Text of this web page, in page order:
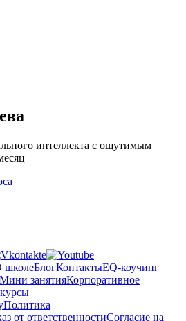
интеллекта с ощутимым
школеБлогКонтактыEQ-коучинг
Мини занятияКорпоративное
Политика
от ответственностиСогласие на